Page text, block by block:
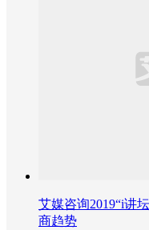
艾媒咨询2019“i讲
商趋势